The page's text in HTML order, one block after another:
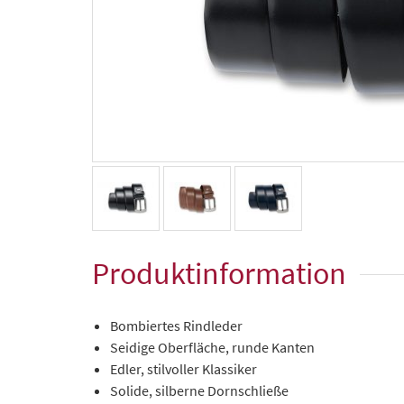
Produktinformation
Bombiertes Rindleder
Seidige Oberfläche, runde Kanten
Edler, stilvoller Klassiker
Solide, silberne Dornschließe